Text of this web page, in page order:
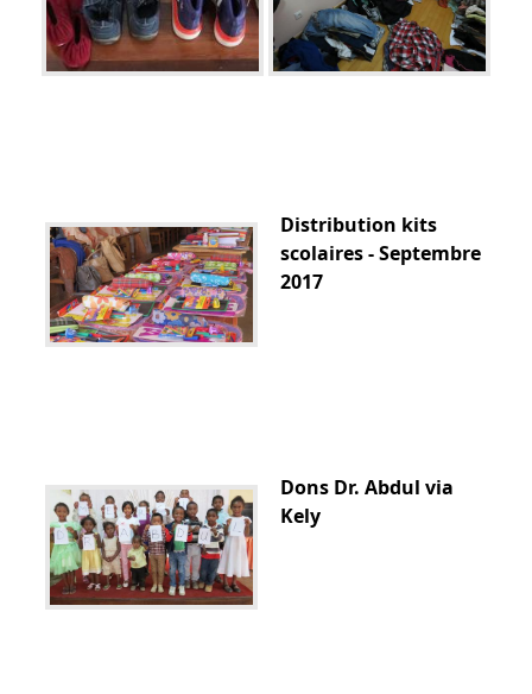
Distribution kits
scolaires - Septembre
2017
Dons Dr. Abdul via
Kely